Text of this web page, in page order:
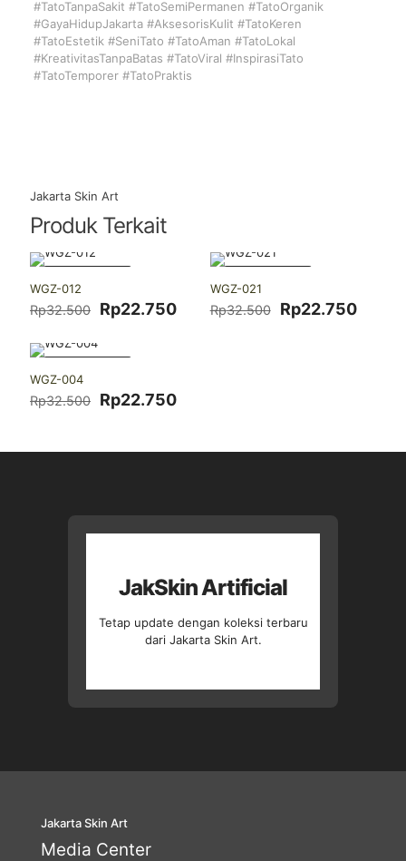
#TatoTanpaSakit #TatoSemiPermanen #TatoOrganik
#GayaHidupJakarta #AksesorisKulit #TatoKeren
#TatoEstetik #SeniTato #TatoAman #TatoLokal
#KreativitasTanpaBatas #TatoViral #InspirasiTato
#TatoTemporer #TatoPraktis
Jakarta Skin Art
Produk Terkait
WGZ-012
Rp32.500
Harga
Rp32.500.
Rp22.750Harga
WGZ-021
Rp32.500
Harga
Rp22.750Harga
WGZ-004
Rp32.500
Harga
Rp32.500.
Rp22.750Harga
adalah:
JakSkin Artificial
Tetap update dengan koleksi terbaru
dari Jakarta Skin Art.
Jakarta Skin Art
Media Center